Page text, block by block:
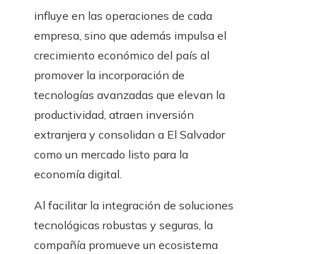
influye en las operaciones de cada
empresa, sino que además impulsa el
crecimiento económico del país al
promover la incorporación de
tecnologías avanzadas que elevan la
productividad, atraen inversión
extranjera y consolidan a El Salvador
como un mercado listo para la
economía digital.
Al facilitar la integración de soluciones
tecnológicas robustas y seguras, la
compañía promueve un ecosistema